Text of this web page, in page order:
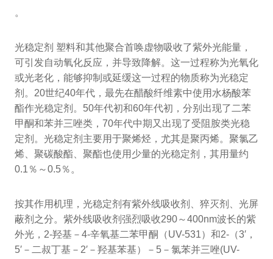
。
光稳定剂 塑料和其他聚合首唤虚物吸收了紫外光能量，
可引发自动氧化反应，并导致降解。这一过程称为光氧化
或光老化，能够抑制或延缓这一过程的物质称为光稳定
剂。20世纪40年代，最先在醋酸纤维素中使用水杨酸苯
酯作光稳定剂。50年代初和60年代初，分别出现了二苯
甲酮和苯并三唑类，70年代中期又出现了受阻胺类光稳
定剂。光稳定剂主要用于聚烯烃，尤其是聚丙烯。聚氯乙
烯、聚碳酸酯、聚酯也使用少量的光稳定剂，其用量约
0.1％～0.5％。
按其作用机理，光稳定剂有紫外线吸收剂、猝灭剂、光屏
蔽剂之分。紫外线吸收剂强烈吸收290～400nm波长的紫
外光，2-羟基－4-辛氧基二苯甲酮（UV-531）和2-（3′，
5′－二叔丁基－2′－羟基苯基）－5－氯苯并三唑(UV-